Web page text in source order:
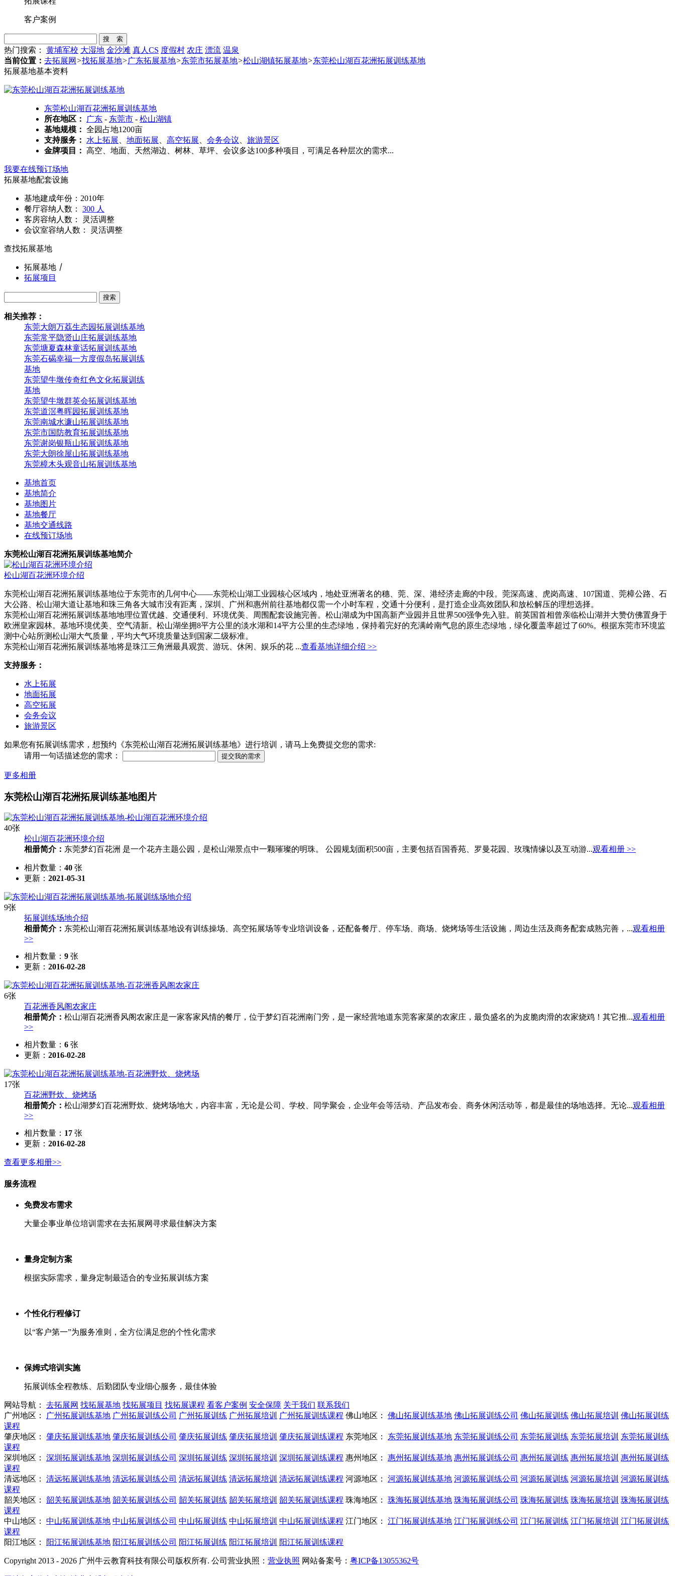
客户案例
搜 索
热门搜索： 黄埔军校 大湿地 金沙滩 真人CS 度假村 农庄 漂流 温泉
当前位置： 去拓展网 >找拓展基地>广东拓展基地>东莞市拓展基地>松山湖镇拓展基地>东莞松山湖百花洲拓展训练基地
拓展基地基本资料
东莞松山湖百花洲拓展训练基地
所在地区：
广东 - 东莞市 - 松山湖镇
基地规模： 全园占地1200亩
支持服务：
水上拓展 地面拓展 高空拓展 会务会议
旅游景区
金牌项目： 高空、地面、天然湖边、树林、草坪、会议多达100多种项目，可满足各种层次的需求...
我要在线预订场地
拓展基地配套设施
基地建成年份：2010年
餐厅容纳人数： 300 人
客房容纳人数： 灵活调整
会议室容纳人数： 灵活调整
查找拓展基地
拓展基地 丨
拓展项目
搜索
相关推荐：
东莞大朗万荔生态园拓展训练基地
东莞常平隐贤山庄拓展训练基地
东莞塘夏森林童话拓展训练基地
东莞石碣幸福一方度假岛拓展训练
基地
东莞望牛墩传奇红色文化拓展训练
基地
东莞望牛墩群英会拓展训练基地
东莞道滘粤晖园拓展训练基地
东莞南城水濂山拓展训练基地
东莞市国防教育拓展训练基地
东莞谢岗银瓶山拓展训练基地
东莞大朗徐屋山拓展训练基地
东莞樟木头观音山拓展训练基地
基地首页
基地简介
基地图片
基地餐厅
基地交通线路
在线预订场地
东莞松山湖百花洲拓展训练基地简介
松山湖百花洲环境介绍
东莞松山湖百花洲拓展训练基地位于东莞市的几何中心——东莞松山湖工业园核心区域内，地处亚洲著名的穗、莞、深、港经济走廊的中段。莞深高速、虎岗高速、107国道、莞樟公路、石
大公路、松山湖大道让基地和珠三角各大城市没有距离，深圳、广州和惠州前往基地都仅需一个小时车程，交通十分便利，是打造企业高效团队和放松解压的理想选择。
东莞松山湖百花洲拓展训练基地地理位置优越、交通便利、环境优美、周围配套设施完善。松山湖成为中国高新产业园并且世界500强争先入驻。前英国首相曾亲临松山湖并大赞仿佛置身于
欧洲皇家园林。基地环境优美、空气清新。松山湖坐拥8平方公里的淡水湖和14平方公里的生态绿地，保持着完好的充满岭南气息的原生态绿地，绿化覆盖率超过了60%。根据东莞市环境监
测中心站所测松山湖大气质量，平均大气环境质量达到国家二级标准。
东莞松山湖百花洲拓展训练基地将是珠江三角洲最具观赏、游玩、休闲、娱乐的花 ...查看基地详细介绍 >>
支持服务：
水上拓展
地面拓展
高空拓展
会务会议
旅游景区
如果您有拓展训练需求，想预约《东莞松山湖百花洲拓展训练基地》进行培训，请马上免费提交您的需求:
请用一句话描述您的需求：
提交我的需求
更多相册
东莞松山湖百花洲拓展训练基地图片
40张
松山湖百花洲环境介绍
相册简介： 东莞梦幻百花洲 是一个花卉主题公园，是松山湖景点中一颗璀璨的明珠。 公园规划面积500亩，主要包括百国香苑、罗曼花园、玫瑰情缘以及互动游...观看相册 >>
相片数量： 40 张
更新： 2021-05-31
9张
拓展训练场地介绍
相册简介： 东莞松山湖百花洲拓展训练基地设有训练操场、高空拓展场等专业培训设备，还配备餐厅、停车场、商场、烧烤场等生活设施，周边生活及商务配套成熟完善，...观看相册
>>
相片数量： 9 张
更新： 2016-02-28
6张
百花洲香风阁农家庄
相册简介： 松山湖百花洲香风阁农家庄是一家客家风情的餐厅，位于梦幻百花洲南门旁，是一家经营地道东莞客家菜的农家庄，最负盛名的为皮脆肉滑的农家烧鸡！其它推...观看相册
>>
相片数量： 6 张
更新： 2016-02-28
17张
百花洲野炊、烧烤场
相册简介： 松山湖梦幻百花洲野炊、烧烤场地大，内容丰富，无论是公司、学校、同学聚会，企业年会等活动、产品发布会、商务休闲活动等，都是最佳的场地选择。无论...观看相册
>>
相片数量： 17 张
更新： 2016-02-28
查看更多相册>>
服务流程
免费发布需求
大量企事业单位培训需求在去拓展网寻求最佳解决方案
量身定制方案
根据实际需求，量身定制最适合的专业拓展训练方案
个性化行程修订
以“客户第一”为服务准则，全方位满足您的个性化需求
保姆式培训实施
拓展训练全程教练、后勤团队专业细心服务，最佳体验
网站导航： 去拓展网 找拓展基地 找拓展项目 找拓展课程 看客户案例 安全保障 关于我们 联系我们
广州地区：
广州拓展训练基地 广州拓展训练公司 广州拓展训练 广州拓展培训 广州拓展训练课程 佛山地区： 佛山拓展训练基地 佛山拓展训练公司 佛山拓展训练 佛山拓展培训 佛山拓展训练
课程
肇庆地区：
肇庆拓展训练基地 肇庆拓展训练公司 肇庆拓展训练 肇庆拓展培训 肇庆拓展训练课程 东莞地区： 东莞拓展训练基地 东莞拓展训练公司 东莞拓展训练 东莞拓展培训 东莞拓展训练
课程
深圳地区：
深圳拓展训练基地 深圳拓展训练公司 深圳拓展训练 深圳拓展培训 深圳拓展训练课程 惠州地区： 惠州拓展训练基地 惠州拓展训练公司 惠州拓展训练 惠州拓展培训 惠州拓展训练
课程
清远地区：
清远拓展训练基地 清远拓展训练公司 清远拓展训练 清远拓展培训 清远拓展训练课程 河源地区： 河源拓展训练基地 河源拓展训练公司 河源拓展训练 河源拓展培训 河源拓展训练
课程
韶关地区：
韶关拓展训练基地 韶关拓展训练公司 韶关拓展训练 韶关拓展培训 韶关拓展训练课程 珠海地区： 珠海拓展训练基地 珠海拓展训练公司 珠海拓展训练 珠海拓展培训 珠海拓展训练
课程
中山地区：
中山拓展训练基地 中山拓展训练公司 中山拓展训练 中山拓展培训 中山拓展训练课程 江门地区： 江门拓展训练基地 江门拓展训练公司 江门拓展训练 江门拓展培训 江门拓展训练
课程
阳江地区：
阳江拓展训练基地 阳江拓展训练公司 阳江拓展训练 阳江拓展培训 阳江拓展训练课程
Copyright 2013 - 2026 广州牛云教育科技有限公司版权所有. 公司营业执照： 营业执照 网站备案号： 粤ICP备13055362号